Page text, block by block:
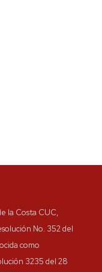
la Costa CUC,
No. 352 del
como
3235 del 28